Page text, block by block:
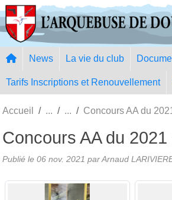
News La vie du club
Tarifs Inscriptions et Renouvellement
Accueil Concours AA du
Concours AA du
Publié le 06 nov. 2021 par Arnaud
Panneau de gestion des cookies